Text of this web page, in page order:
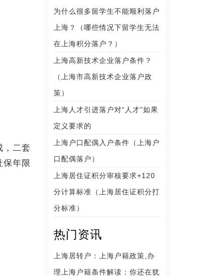
二套
保年限
为什么很多留学生不能顺利落户
上海？（哪些情况下留学生无法
在上海积分落户？）
上海高新技术企业落户条件？
（上海市高新技术企业落户政
策）
上海人才引进落户对“人才”如果
定义要求的
上海户口配偶入户条件（上海户
口配偶落户）
上海居住证积分审核要求+120
分计算标准（上海居住证积分打
分标准）
热门资讯
上海居转户：上海户籍政策,办
理上海户籍条件解读：你还在犹